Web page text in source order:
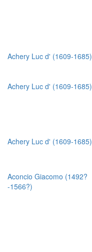
Achery Luc d' (1609-1685)
Achery Luc d' (1609-1685)
Achery Luc d' (1609-1685)
Aconcio Giacomo (1492?
-1566?)